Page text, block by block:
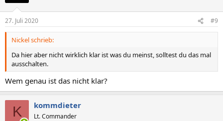
27. Juli 2020 #9
Nickel schrieb:
Da hier aber nicht wirklich klar ist was du meinst, solltest du das mal
ausschalten.
Wem genau ist das nicht klar?
K kommdieter
Lt. Commander